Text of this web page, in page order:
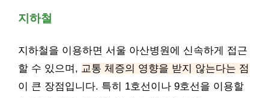
지하철
지하철을 이용하면 서울 아산병원에 신속하게 접근
할 수 있으며, 교통 체증의 영향을 받지 않는다는 점
이 큰 장점입니다. 특히 1호선이나 9호선을 이용할